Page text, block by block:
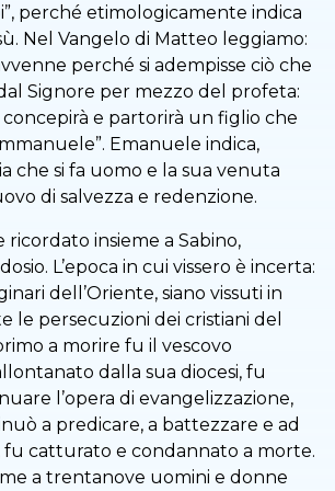
perché etimologicamente indica
Nel Vangelo di Matteo leggiamo:
perché si adempisse ciò che
Signore per mezzo del profeta:
concepirà e partorirà un figlio che
Emanuele indica,
che si fa uomo e la sua venuta
di salvezza e redenzione.
ricordato insieme a Sabino,
L’epoca in cui vissero è incerta:
dell’Oriente, siano vissuti in
le persecuzioni dei cristiani del
a morire fu il vescovo
dalla sua diocesi, fu
l’opera di evangelizzazione,
a predicare, a battezzare e ad
fu catturato e condannato a morte.
a trentanove uomini e donne